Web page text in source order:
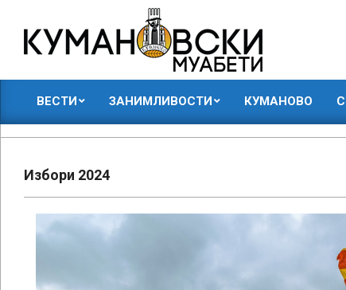
content
КУМАНОВСКИ
МУАБЕТИ
ВЕСТИ ЗАНИМЛИВОСТИ КУМАНОВО
Избори 2024